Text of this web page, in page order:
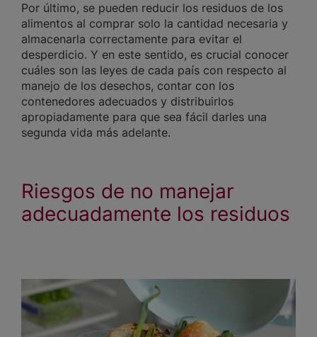
Por último, se pueden reducir los residuos de los
alimentos al comprar solo la cantidad necesaria y
almacenarla correctamente para evitar el
desperdicio. Y en este sentido, es crucial conocer
cuáles son las leyes de cada país con respecto al
manejo de los desechos, contar con los
contenedores adecuados y distribuirlos
apropiadamente para que sea fácil darles una
segunda vida más adelante.
Riesgos de no manejar
adecuadamente los residuos